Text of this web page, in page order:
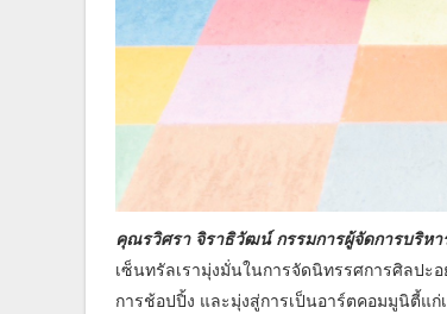
คุณรวิศรา จิราธิวัฒน์ กรรมการผู้จัดการบริห
เซ็นทรัลเรามุ่งมั่นในการจัดนิทรรศการศิลปะ
การช้อปปิ้ง และมุ่งสู่การเป็นอาร์ตคอมมูนิตี้แ